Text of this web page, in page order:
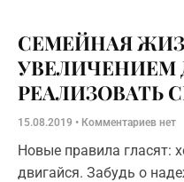
СЕМЕЙНАЯ
УВЕЛИЧЕНИЕМ
РЕАЛИЗОВАТЬ
15.08.2019 Комментариев нет
Новые правила гласят:
двигайся. Забудь о